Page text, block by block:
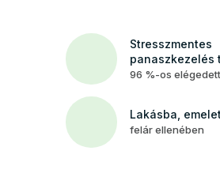
Stresszmentes
panaszkezelés
96 %-os
Lakásba,
felár ellenében